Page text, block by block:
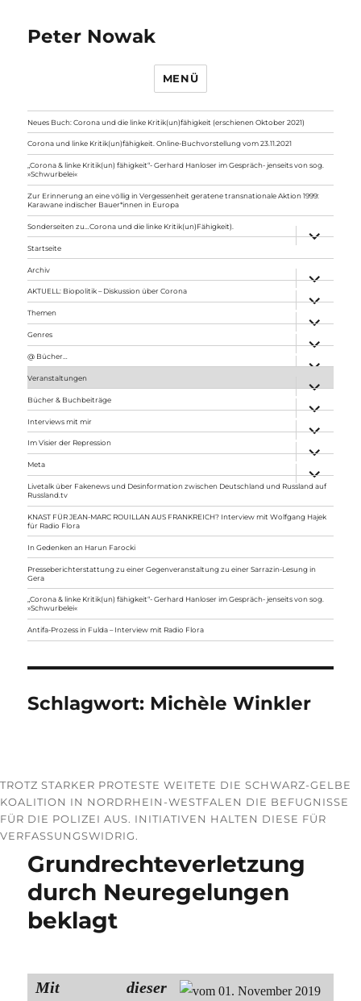
Peter Nowak
MENÜ
Neues Buch: Corona und die linke Kritik(un)fähigkeit (erschienen Oktober 2021)
Corona und linke Kritik(un)fähigkeit. Online-Buchvorstellung vom 23.11.2021
„Corona & linke Kritik(un) fähigkeit“- Gerhard Hanloser im Gespräch- jenseits von sog.
»Schwurbelei«
Zur Erinnerung an eine völlig in Vergessenheit geratene transnationale Aktion 1999:
Karawane indischer Bauer*innen in Europa
Sonderseiten zu…Corona und die linke Kritik(un)Fähigkeit).
anzeigen
Startseite
Archiv
anzeigen
AKTUELL: Biopolitik – Diskussion über Corona
anzeigen
Themen
anzeigen
Genres
anzeigen
@ Bücher…
Veranstaltungen
anzeigen
Bücher & Buchbeiträge
anzeigen
Interviews mit mir
anzeigen
Im Visier der Repression
anzeigen
Meta
anzeigen
Livetalk über Fakenews und Desinformation zwischen Deutschland und Russland auf
Russland.tv
KNAST FÜR JEAN-MARC ROUILLAN AUS FRANKREICH? Interview mit Wolfgang Hajek
für Radio Flora
In Gedenken an Harun Farocki
Presseberichterstattung zu einer Gegenveranstaltung zu einer Sarrazin-Lesung in
Gera
„Corona & linke Kritik(un) fähigkeit“- Gerhard Hanloser im Gespräch- jenseits von sog.
»Schwurbelei«
Antifa-Prozess in Fulda – Interview mit Radio Flora
Schlagwort: Michèle Winkler
TROTZ STARKER PROTESTE WEITETE DIE SCHWARZ-GELBE
KOALITION IN NORDRHEIN-WESTFALEN DIE BEFUGNISSE
FÜR DIE POLIZEI AUS. INITIATIVEN HALTEN DIESE FÜR
VERFASSUNGSWIDRIG.
Grundrechteverletzung
durch Neuregelungen
beklagt
Mit dieser